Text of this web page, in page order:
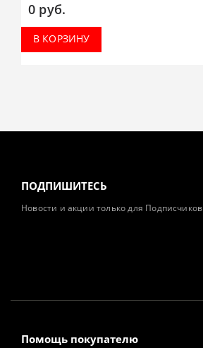
0 руб.
В КОРЗИНУ
ПОДПИШИТЕСЬ
Новости и акции только для Подписчиков
Помощь покупателю